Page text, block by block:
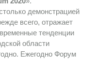
демонстрацией
всего, отражает
тенденции
области
Ежегодно Форум